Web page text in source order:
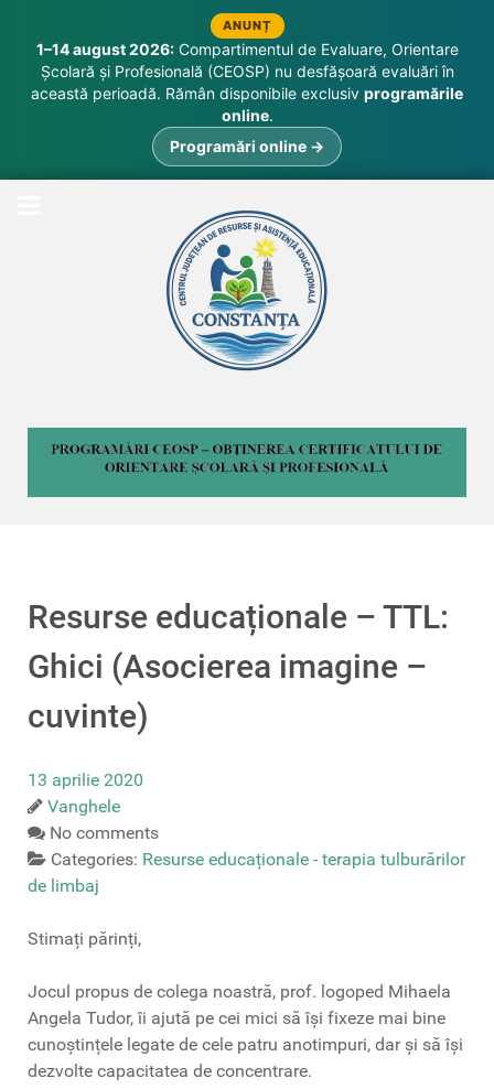
ANUNȚ
1–14 august 2026:Compartimentul de Evaluare, Orientare
Școlară și Profesională (CEOSP) nu desfășoară evaluări în
această perioadă. Rămân disponibile exclusiv programările
online.
Programări online →
Resurse educaționale – TTL:
Ghici (Asocierea imagine –
cuvinte)
13 aprilie 2020
Vanghele
No comments
Categories: Resurse educaționale - terapia tulburărilor
de limbaj
Stimați părinți,
Jocul propus de colega noastră, prof. logoped Mihaela
Angela Tudor, îi ajută pe cei mici să își fixeze mai bine
cunoștințele legate de cele patru anotimpuri, dar și să își
dezvolte capacitatea de concentrare.